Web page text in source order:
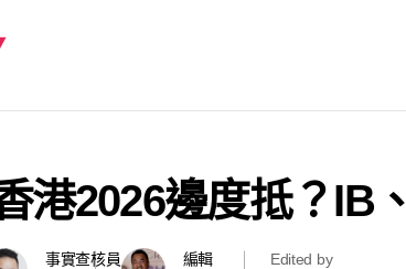
港2026邊度抵？IB
事實查核員
編輯
Edited by